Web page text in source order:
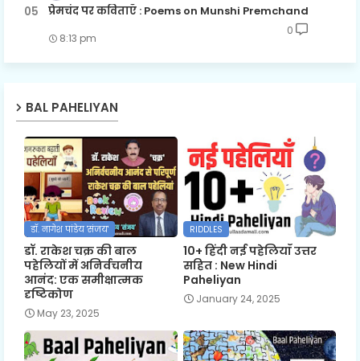
प्रेमचंद पर कविताएँ : Poems on Munshi Premchand
8:13 pm
0
BAL PAHELIYAN
डॉ. नागेश पांडेय 'संजय'
डॉ. राकेश चक्र की बाल
पहेलियों में अनिर्वचनीय
आनंद: एक समीक्षात्मक
दृष्टिकोण
May 23, 2025
RIDDLES
10+ हिंदी नई पहेलियाँ उत्तर
सहित : New Hindi
Paheliyan
January 24, 2025